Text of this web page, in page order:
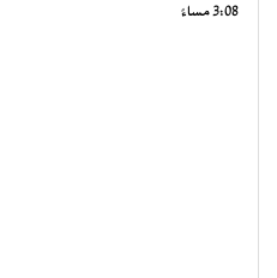
3:08 مساءً